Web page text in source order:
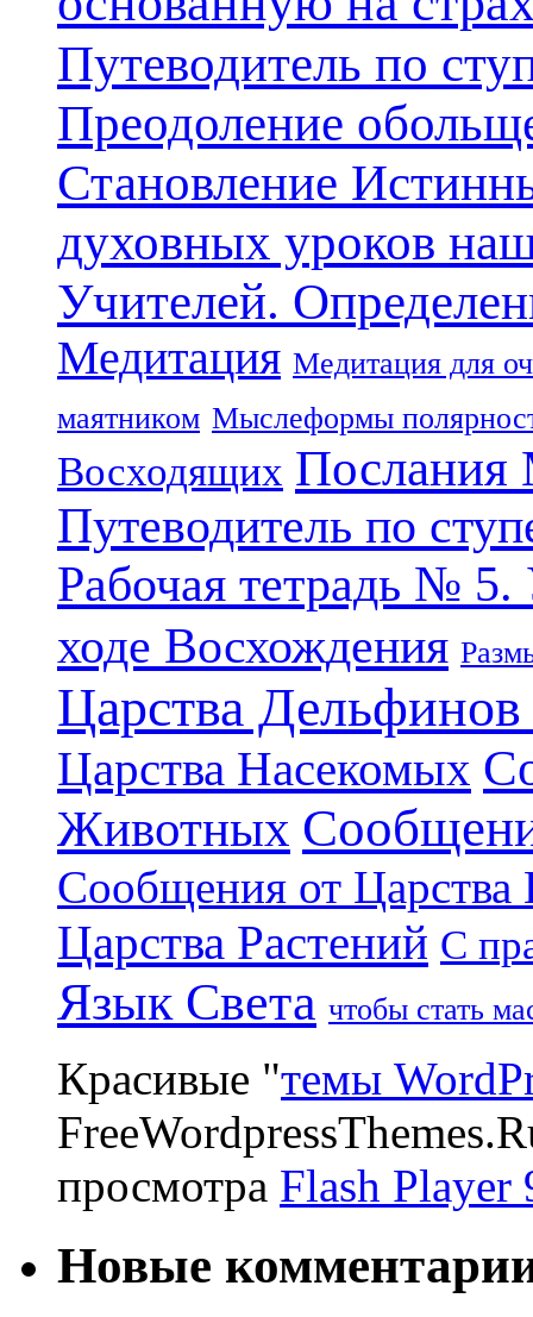
Путеводитель по
Преодоление
Становление
духовных уроков
Учителей.
Медитация Медитация для
маятником Мыслеформы
Восходящих Послания
Путеводитель по
Рабочая тетрадь №
ходе Восхождения
Царства
Царства Насекомых
Животных
Сообщения от Царства
Царства Растений С
Язык Света чтобы стать
Красивые "темы
просмотра Flash Player
Новые